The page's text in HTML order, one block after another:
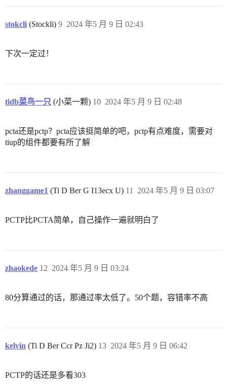
stokcli (Stockli) 2024 年5 月 9 日 02:43
9
下次一定过！
tidb菜鸟一只 (小菜一颗) 2024 年5 月 9 日 02:48
10
pcta还是pctp？pcta应该挺简单的吧，pctp有点难度，需要对
tiup的组件都要有所了解
zhanggame1 (Ti D Ber G I13ecx U) 2024 年5 月 9 日 03:07
11
PCTP比PCTA简单，自己操作一遍就明白了
zhaokede 2024 年5 月 9 日 03:24
12
80分算通过的话，那通过率太低了。50个题，容错率不高
kelvin (Ti D Ber Ccr Pz Ji2) 2024 年5 月 9 日 06:42
13
PCTP的话还是多看303